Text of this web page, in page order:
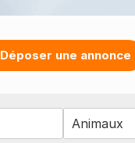
Déposer une annonce